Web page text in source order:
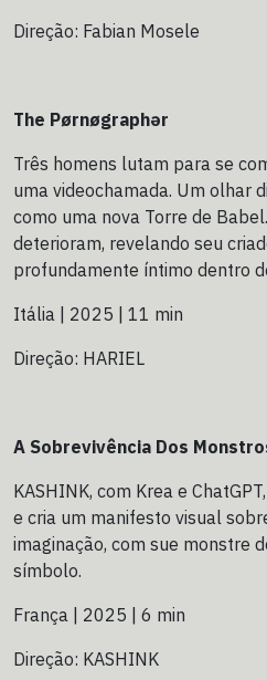
Direção: Fabian Mosele
The Pørnøgraphər
Três homens lutam para se
uma videochamada. Um olhar
como uma nova Torre de
deterioram, revelando seu
profundamente íntimo dentro
Itália | 2025 | 11 min
Direção: HARIEL
A Sobrevivência Dos
KASHINK, com Krea e
e cria um manifesto visual
imaginação, com sue monstre
símbolo.
França | 2025 | 6 min
Direção: KASHINK